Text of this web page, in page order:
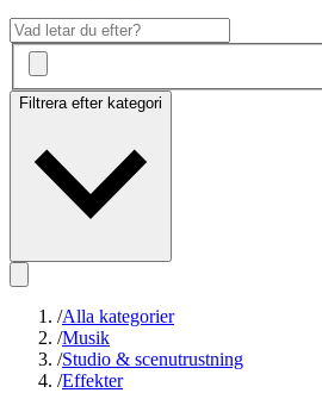
Filtrera efter kategori
/Alla kategorier
/Musik
/Studio & scenutrustning
/Effekter